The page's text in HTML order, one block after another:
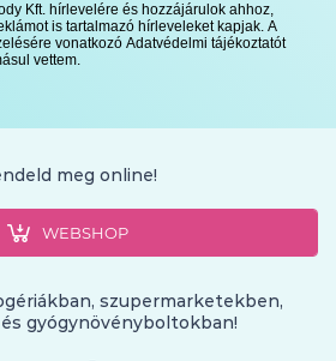
Kft. hírlevelére és hozzájárulok ahhoz,
is tartalmazó hírleveleket kapjak. A
vonatkozó Adatvédelmi tájékoztatót
vettem.
meg online!
WEBSHOP
szupermarketekben,
gyógynövényboltokban!